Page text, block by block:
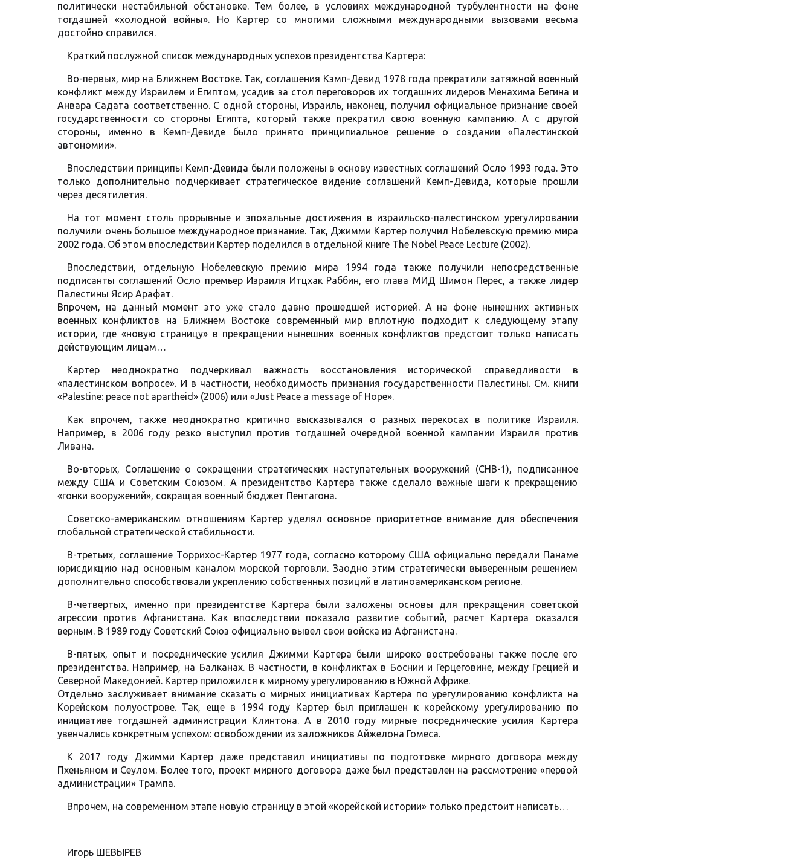
политически нестабильной обстановке. Тем более, в условиях международной турбулентности на фоне
тогдашней «холодной войны». Но Картер со многими сложными международными вызовами весьма
достойно справился.
Краткий послужной список международных успехов президентства Картера:
Во-первых, мир на Ближнем Востоке. Так, соглашения Кэмп-Девид 1978 года прекратили затяжной военный
конфликт между Израилем и Египтом, усадив за стол переговоров их тогдашних лидеров Менахима Бегина и
Анвара Садата соответственно. С одной стороны, Израиль, наконец, получил официальное признание своей
государственности со стороны Египта, который также прекратил свою военную кампанию. А с другой
стороны, именно в Кемп-Девиде было принято принципиальное решение о создании «Палестинской
автономии».
Впоследствии принципы Кемп-Девида были положены в основу известных соглашений Осло 1993 года. Это
только дополнительно подчеркивает стратегическое видение соглашений Кемп-Девида, которые прошли
через десятилетия.
На тот момент столь прорывные и эпохальные достижения в израильско-палестинском урегулировании
получили очень большое международное признание. Так, Джимми Картер получил Нобелевскую премию мира
2002 года. Об этом впоследствии Картер поделился в отдельной книге The Nobel Peace Lecture (2002).
Впоследствии, отдельную Нобелевскую премию мира 1994 года также получили непосредственные
подписанты соглашений Осло премьер Израиля Итцхак Раббин, его глава МИД Шимон Перес, а также лидер
Палестины Ясир Арафат.
Впрочем, на данный момент это уже стало давно прошедшей историей. А на фоне нынешних активных
военных конфликтов на Ближнем Востоке современный мир вплотную подходит к следующему этапу
истории, где «новую страницу» в прекращении нынешних военных конфликтов предстоит только написать
действующим лицам…
Картер неоднократно подчеркивал важность восстановления исторической справедливости в
«палестинском вопросе». И в частности, необходимость признания государственности Палестины. См. книги
«Palestine: peace not apartheid» (2006) или «Just Peace a message of Hope».
Как впрочем, также неоднократно критично высказывался о разных перекосах в политике Израиля.
Например, в 2006 году резко выступил против тогдашней очередной военной кампании Израиля против
Ливана.
Во-вторых, Соглашение о сокращении стратегических наступательных вооружений (СНВ-1), подписанное
между США и Советским Союзом. А президентство Картера также сделало важные шаги к прекращению
«гонки вооружений», сокращая военный бюджет Пентагона.
Советско-американским отношениям Картер уделял основное приоритетное внимание для обеспечения
глобальной стратегической стабильности.
В-третьих, соглашение Торрихос-Картер 1977 года, согласно которому США официально передали Панаме
юрисдикцию над основным каналом морской торговли. Заодно этим стратегически выверенным решением
дополнительно способствовали укреплению собственных позиций в латиноамериканском регионе.
В-четвертых, именно при президентстве Картера были заложены основы для прекращения советской
агрессии против Афганистана. Как впоследствии показало развитие событий, расчет Картера оказался
верным. В 1989 году Советский Союз официально вывел свои войска из Афганистана.
В-пятых, опыт и посреднические усилия Джимми Картера были широко востребованы также после его
президентства. Например, на Балканах. В частности, в конфликтах в Боснии и Герцеговине, между Грецией и
Северной Македонией. Картер приложился к мирному урегулированию в Южной Африке.
Отдельно заслуживает внимание сказать о мирных инициативах Картера по урегулированию конфликта на
Корейском полуострове. Так, еще в 1994 году Картер был приглашен к корейскому урегулированию по
инициативе тогдашней администрации Клинтона. А в 2010 году мирные посреднические усилия Картера
увенчались конкретным успехом: освобождении из заложников Айжелона Гомеса.
К 2017 году Джимми Картер даже представил инициативы по подготовке мирного договора между
Пхеньяном и Сеулом. Более того, проект мирного договора даже был представлен на рассмотрение «первой
администрации» Трампа.
Впрочем, на современном этапе новую страницу в этой «корейской истории» только предстоит написать…
Игорь ШЕВЫРЕВ